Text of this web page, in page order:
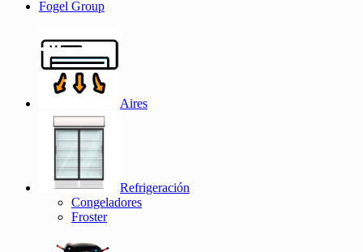
Fogel Group
Aires
Refrigeración
Congeladores
Froster